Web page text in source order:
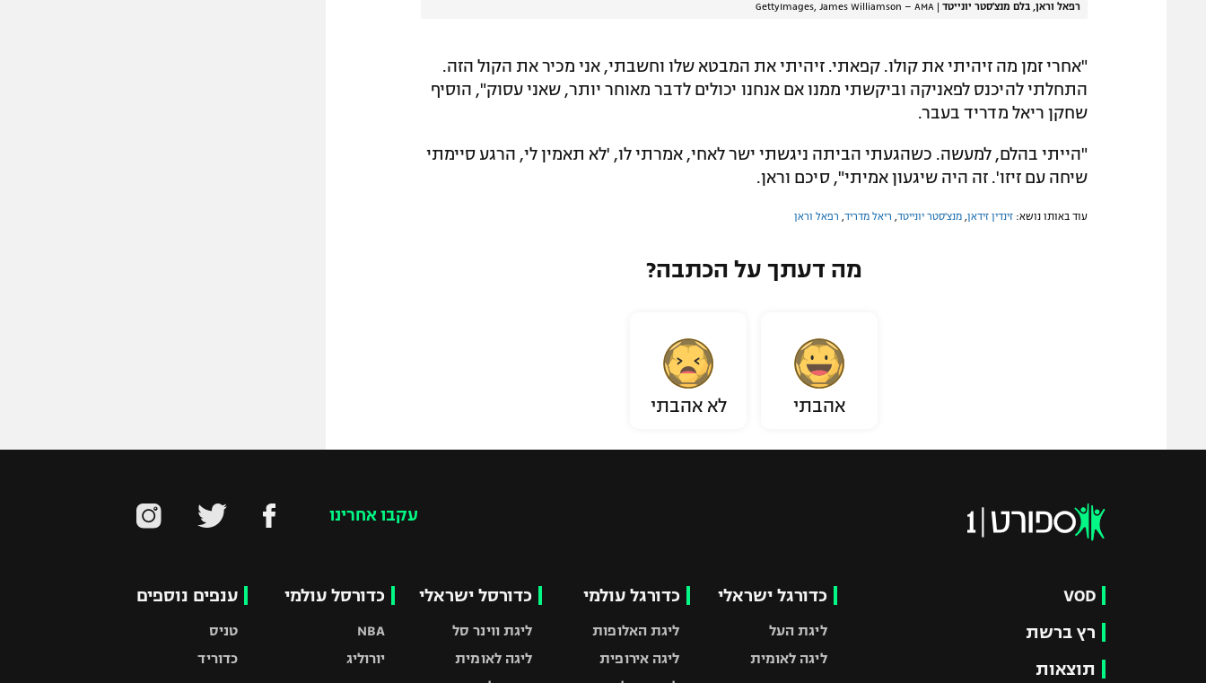
רפאל וראן, בלם מנצ'סטר יונייטד |
GettyImages, James Williamson – AMA
"אחרי זמן מה זיהיתי את קולו. קפאתי. זיהיתי את המבטא שלו וחשבתי, אני מכיר את הקול הזה.
התחלתי להיכנס לפאניקה וביקשתי ממנו אם אנחנו יכולים לדבר מאוחר יותר, שאני עסוק", הוסיף
שחקן ריאל מדריד בעבר.
"הייתי בהלם, למעשה. כשהגעתי הביתה ניגשתי ישר לאחי, אמרתי לו, 'לא תאמין לי, הרגע סיימתי
שיחה עם זיזו'. זה היה שיגעון אמיתי", סיכם וראן.
עוד באותו נושא: זינדין זידאן מנצ'סטר יונייטד ריאל מדריד רפאל וראן
מה דעתך על הכתבה?
אהבתי לא אהבתי
עקבו אחרינו
VOD
רץ ברשת
תוצאות
כדורגל ישראלי
ליגת העל
ליגה לאומית
כדורגל עולמי
ליגת האלופות
ליגה אירופית
כדורסל ישראלי
ליגת ווינר סל
ליגה לאומית
כדורסל עולמי
NBA
יורוליג
ענפים נוספים
טניס
כדוריד